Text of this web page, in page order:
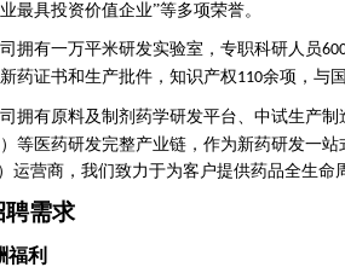
最具投资价值企业”等多项荣誉。
拥有一万平米研发实验室，专职科研人员
药证书和生产批件，知识产权110余项，与
拥有原料及制剂药学研发平台、中试生产制
等医药研发完整产业链， 作为新药研发一站
）运营商，我们致力于为客户提供药品全生命
需求
福利